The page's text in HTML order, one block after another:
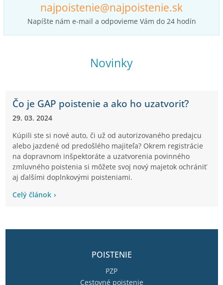
najpoistenie@najpoistenie.sk
Napíšte nám e-mail a odpovieme Vám do 24 hodín
Novinky
Čo je GAP poistenie a ako ho uzatvoriť?
29. 03. 2024
Kúpili ste si nové auto, či už od autorizovaného predajcu
alebo jazdené od predošlého majiteľa? Okrem registrácie
na dopravnom inšpektoráte a uzatvorenia povinného
zmluvného poistenia si môžete svoj nový majetok ochrániť
aj ďalšími doplnkovými poisteniami.
Celý článok
POISTENIE
PZP
Cestovné poistenie